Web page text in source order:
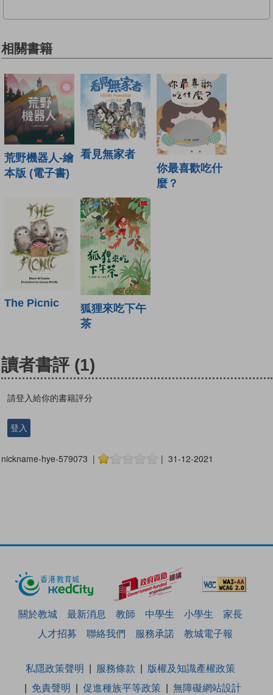
相關書籍
荒野機器人-繪
本版 (電子書)
看見無家者
你最喜歡吃什
麼？
The Picnic
狐狸來吃下午
茶
讀者書評 (1)
請登入給你的書籍評分
登入
nickname-hye-579073 | | 31-12-2021
關於教城 最新消息 教師 中學生 小學生
家長
人才招募
聯絡我們 服務承諾 教城電子報
私隱政策聲明 服務條款
版權及知識產權政策
免責聲明
促進種族平等政策 無障礙網站設計